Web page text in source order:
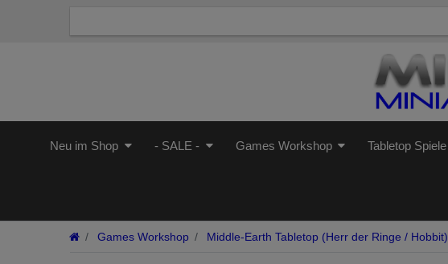
Neu im Shop - SALE - Games Workshop Tabletop Spiele
Games Workshop Middle-Earth Tabletop (Herr der Ringe / Hobbit)